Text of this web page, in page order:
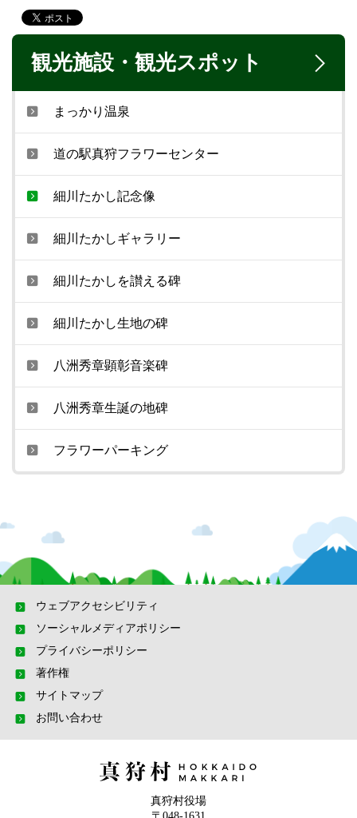
観光施設・観光スポット
まっかり温泉
道の駅真狩フラワーセンター
細川たかし記念像
細川たかしギャラリー
細川たかしを讃える碑
細川たかし生地の碑
八洲秀章顕彰音楽碑
八洲秀章生誕の地碑
フラワーパーキング
ウェブアクセシビリティ
ソーシャルメディアポリシー
プライバシーポリシー
著作権
サイトマップ
お問い合わせ
真狩村役場